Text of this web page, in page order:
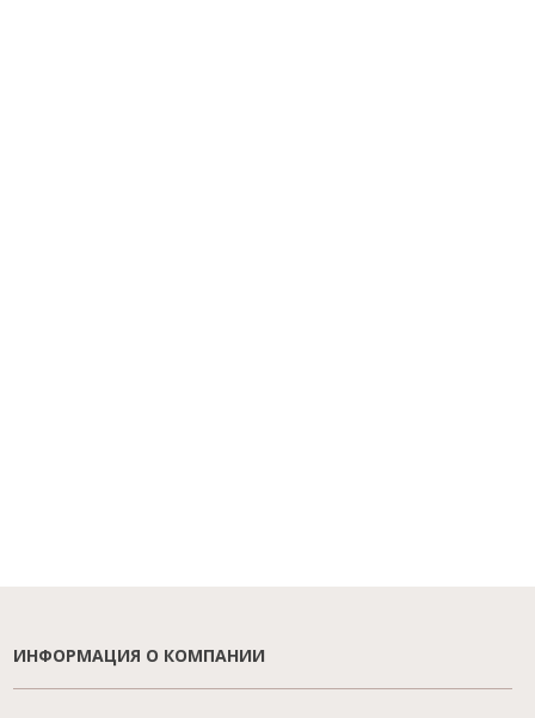
ИНФОРМАЦИЯ О КОМПАНИИ